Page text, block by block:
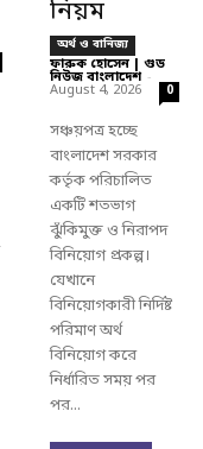
নিয়ম
অর্থ ও বানিজ্য
ফারুক হোসেন | গুড
নিউজ বাংলাদেশ -
August 4, 2026 0
সঞ্চয়পত্র হচ্ছে
বাংলাদেশ সরকার
কর্তৃক পরিচালিত
একটি শতভাগ
ঝুঁকিমুক্ত ও নিরাপদ
বিনিয়োগ প্রকল্প।
যেখানে
বিনিয়োগকারী নির্দিষ্ট
পরিমাণ অর্থ
বিনিয়োগ করে
নির্ধারিত সময় পর
পর...